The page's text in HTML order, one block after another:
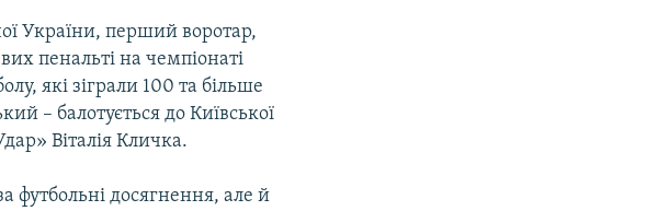
України, перший воротар,
пенальті на чемпіонаті
які зіграли 100 та більше
– балотується до Київської
Віталія Кличка.
футбольні досягнення, але й